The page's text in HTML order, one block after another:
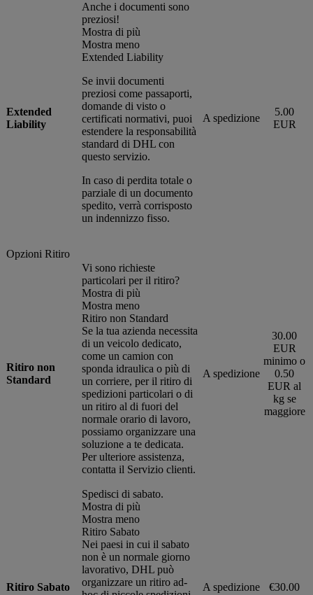
Extended
Liability
Anche i documenti sono
preziosi!
Mostra di più
Mostra meno
Extended Liability
Se invii documenti
preziosi come passaporti,
domande di visto o
certificati normativi, puoi
estendere la responsabilità
standard di DHL con
questo servizio.
In caso di perdita totale o
parziale di un documento
spedito, verrà corrisposto
un indennizzo fisso.
A spedizione
5.00
EUR
Opzioni Ritiro
Ritiro non
Standard
Vi sono richieste
particolari per il ritiro?
Mostra di più
Mostra meno
Ritiro non Standard
Se la tua azienda necessita
di un veicolo dedicato,
come un camion con
sponda idraulica o più di
un corriere, per il ritiro di
spedizioni particolari o di
un ritiro al di fuori del
normale orario di lavoro,
possiamo organizzare una
soluzione a te dedicata.
Per ulteriore assistenza,
contatta il Servizio clienti.
A spedizione
30.00
EUR
minimo o
0.50
EUR al
kg se
maggiore
Ritiro Sabato
Spedisci di sabato.
Mostra di più
Mostra meno
Ritiro Sabato
Nei paesi in cui il sabato
non è un normale giorno
lavorativo, DHL può
organizzare un ritiro ad-
A spedizione €30.00